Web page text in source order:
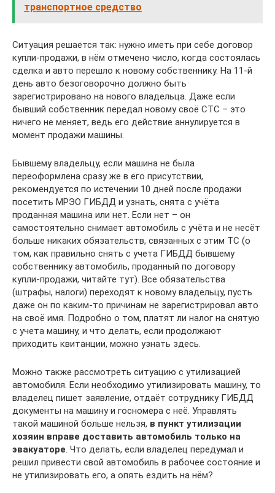
транспортное средство
Ситуация решается так: нужно иметь при себе договор
купли-продажи, в нём отмечено число, когда состоялась
сделка и авто перешло к новому собственнику. На 11-й
день авто безоговорочно должно быть
зарегистрировано на нового владельца. Даже если
бывший собственник передал новому своё СТС – это
ничего не меняет, ведь его действие аннулируется в
момент продажи машины.
Бывшему владельцу, если машина не была
переоформлена сразу же в его присутствии,
рекомендуется по истечении 10 дней после продажи
посетить МРЭО ГИБДД и узнать, снята с учёта
проданная машина или нет. Если нет – он
самостоятельно снимает автомобиль с учёта и не несёт
больше никаких обязательств, связанных с этим ТС (о
том, как правильно снять с учета ГИБДД бывшему
собственнику автомобиль, проданный по договору
купли-продажи, читайте тут). Все обязательства
(штрафы, налоги) переходят к новому владельцу, пусть
даже он по каким-то причинам не зарегистрировал авто
на своё имя. Подробно о том, платят ли налог на снятую
с учета машину, и что делать, если продолжают
приходить квитанции, можно узнать здесь.
Можно также рассмотреть ситуацию с утилизацией
автомобиля. Если необходимо утилизировать машину, то
владелец пишет заявление, отдаёт сотруднику ГИБДД
документы на машину и госномера с неё. Управлять
такой машиной больше нельзя, в пункт утилизации
хозяин вправе доставить автомобиль только на
эвакуаторе . Что делать, если владелец передумал и
решил привести свой автомобиль в рабочее состояние и
не утилизировать его, а опять ездить на нём?